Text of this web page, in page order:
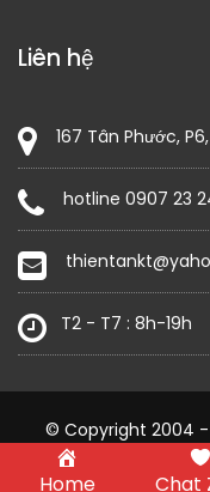
Liên hệ
167 Tân Phước, P6,
hotline 0907 23
T2 - T7 : 8h-19h
© Copyright 2004 -
Home Chat